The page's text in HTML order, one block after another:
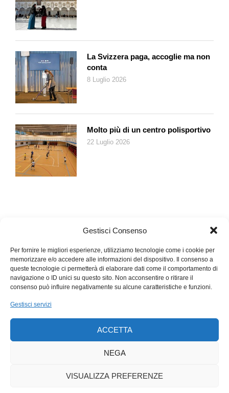
Gestisci Consenso
Per fornire le migliori esperienze, utilizziamo tecnologie come i cookie per
memorizzare e/o accedere alle informazioni del dispositivo. Il consenso a
queste tecnologie ci permetterà di elaborare dati come il comportamento di
navigazione o ID unici su questo sito. Non acconsentire o ritirare il
consenso può influire negativamente su alcune caratteristiche e funzioni.
Gestisci servizi
ACCETTA
NEGA
VISUALIZZA PREFERENZE
La Svizzera paga, accoglie ma non
conta
8 Luglio 2026
Molto più di un centro polisportivo
22 Luglio 2026